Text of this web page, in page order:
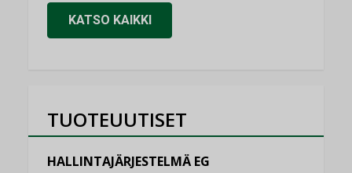
KATSO KAIKKI
TUOTEUUTISET
HALLINTAJÄRJESTELMÄ EG